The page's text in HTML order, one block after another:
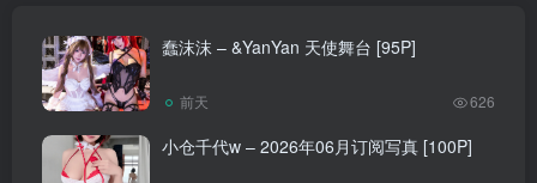
蠢沫沫 – &YanYan 天使舞台 [95P]
前天 626
小仓千代w – 2026年06月订阅写真 [100P]